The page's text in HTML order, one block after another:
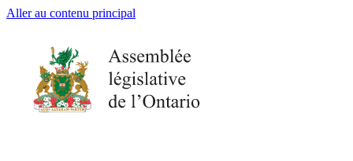
Aller au contenu principal